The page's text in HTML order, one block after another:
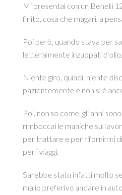
Mi presentai con un Benelli
finito, cosa che magari, a
Poi però, quando stava per
letteralmente inzuppati
Niente giro, quindi, niente
pazientemente e non si è
Poi, non so come, gli anni
rimboccai le maniche sul
per trattare e per rifornirmi di
per i viaggi.
Sarebbe stato infatti molto
ma io preferivo andare in